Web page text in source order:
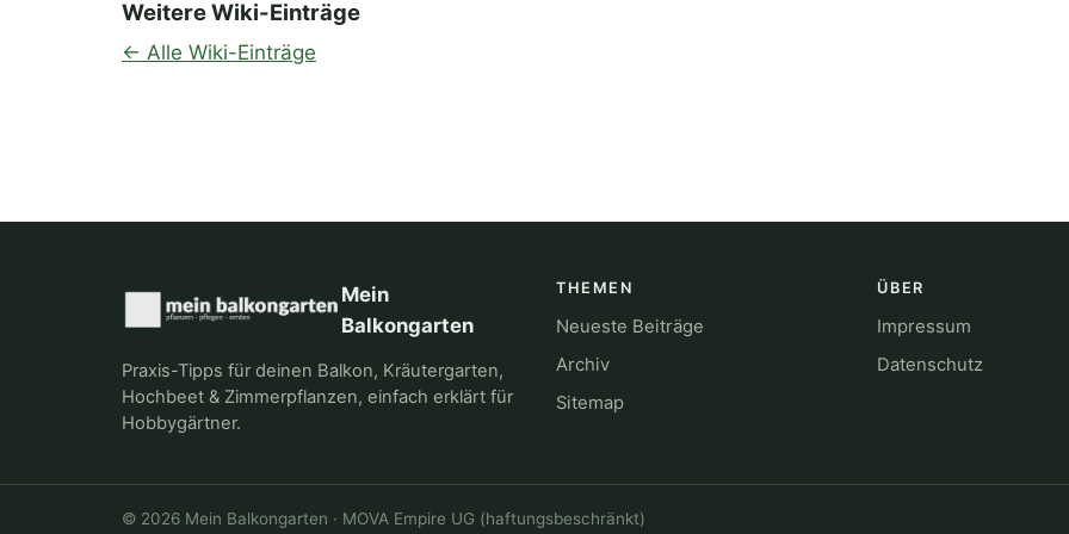
Weitere Wiki-Einträge
← Alle Wiki-Einträge
Mein
Balkongarten
Praxis-Tipps für deinen Balkon, Kräutergarten,
Hochbeet & Zimmerpflanzen, einfach erklärt für
Hobbygärtner.
THEMEN
Neueste Beiträge
Archiv
Sitemap
ÜBER
Impressum
Datenschutz
© 2026 Mein Balkongarten · MOVA Empire UG (haftungsbeschränkt)